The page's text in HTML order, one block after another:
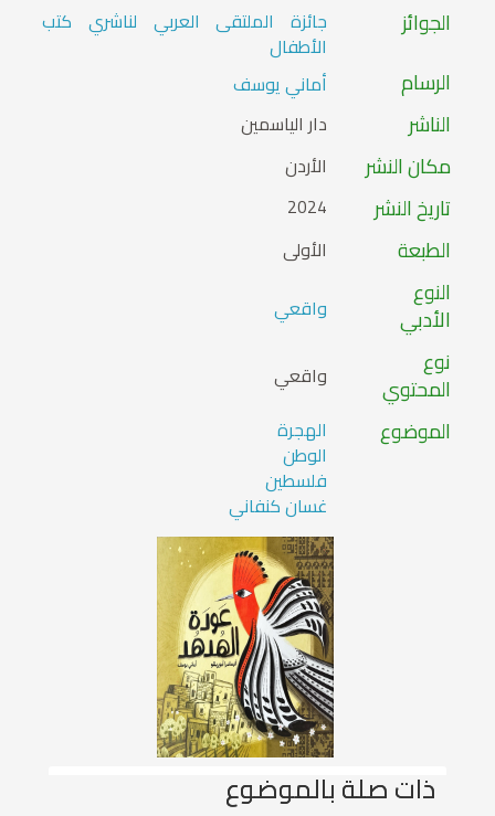
الجوائز جائزة الملتقى العربي لناشري كتب
الأطفال
الرسام أماني يوسف
الناشر دار الياسمين
مكان النشر الأردن
تاريخ النشر 2024
الطبعة الأولى
النوع
الأدبي واقعي
نوع
المحتوي واقعي
الموضوع الهجرة
الوطن
فلسطين
غسان كنفاني
ذات صلة بالموضوع